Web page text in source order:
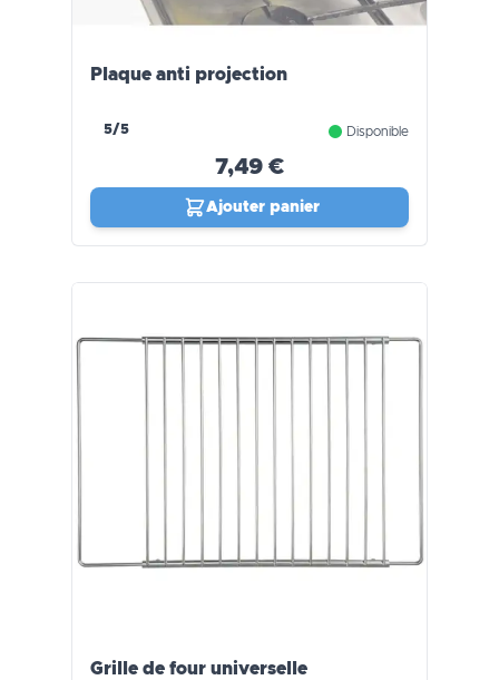
Plaque anti projection
5/5 Disponible
7,49 €
Ajouter panier
Grille de four universelle